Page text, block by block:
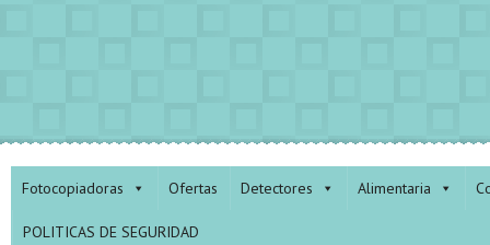
Fotocopiadoras Ofertas Detectores Alimentaria
POLITICAS DE SEGURIDAD